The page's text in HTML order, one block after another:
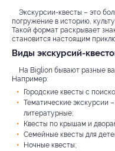
Экскурсии-квесты – это
погружение в историю,
Такой формат раскрывает
становится настоящим
Виды экскурсий-
На Biglion бывают разные
Например:
Городские квесты с
Тематические экскурсии
литературные;
Квесты по крышам и
Семейные квесты для
Ночные квесты;